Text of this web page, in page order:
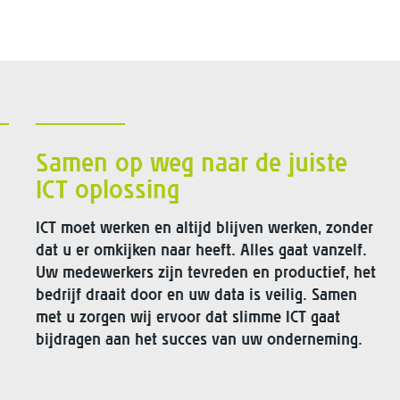
Samen op weg naar de juiste
ICT oplossing
ICT moet werken en altijd blijven werken, zonder
dat u er omkijken naar heeft. Alles gaat vanzelf.
Uw medewerkers zijn tevreden en productief, het
bedrijf draait door en uw data is veilig. Samen
met u zorgen wij ervoor dat slimme ICT gaat
bijdragen aan het succes van uw onderneming.